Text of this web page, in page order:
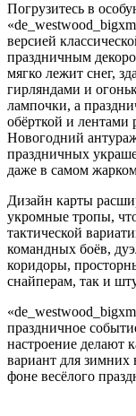
Погрузитесь в
версией
праздничным
мягко лежит снег,
гирляндами и
лампочки, а
обёрткой и лентами
Новогодний
праздничных
даже в самом
Дизайн карты
укромные тропы,
тактической
командных боёв,
коридоры,
снайперам, так и
праздничное
настроение делают
вариант для
фоне весёлого